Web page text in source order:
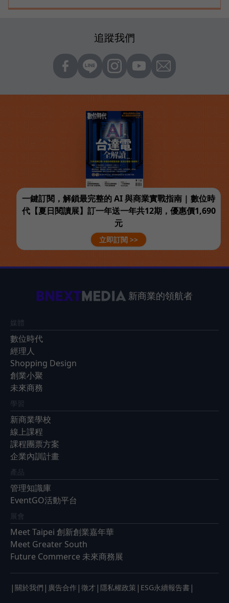
追蹤我們
一鍵訂閱，解鎖最完整的 AI 與商業實戰指南 | 數位時
代【夏日閱讀展】訂一年送一年共12期，優惠價1,690
元
立即訂閱 >>
新商業的領航者
媒體
數位時代
經理人
Shopping Design
創業小聚
未來商務
學習
新商業學校
線上課程
課程團票方案
企業內訓計畫
產品
管理知識庫
EventGO活動平台
展會
Meet Taipei 創新創業嘉年華
Meet Greater South
Future Commerce 未來商務展
| 關於我們 | 廣告合作 | 徵才 | 隱私權政策 | ESG永續報告書 |